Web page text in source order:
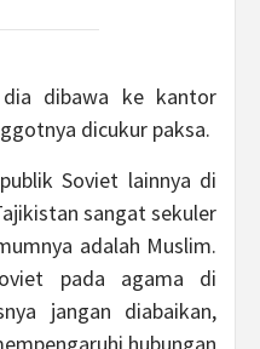
dibawa ke kantor
dicukur paksa.
Soviet lainnya di
sangat sekuler
adalah Muslim.
pada agama di
jangan diabaikan,